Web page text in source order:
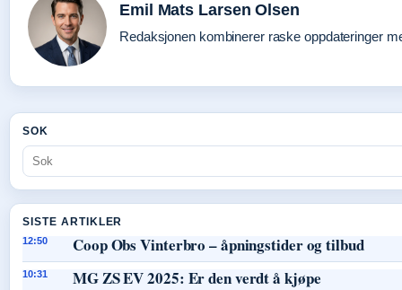
Emil Mats Larsen Olsen
Redaksjonen kombinerer raske oppdateringer
SOK
SISTE ARTIKLER
12:50 Coop Obs Vinterbro – åpningstider og tilbud
10:31 MG ZS EV 2025: Er den verdt å kjøpe